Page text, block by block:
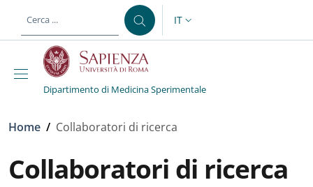
al contenuto principale
SELETTORE LINGUA:
IT
Dipartimento di Medicina Sperimentale
Briciole di pane
Home / Collaboratori di ricerca
Collaboratori di ricerca